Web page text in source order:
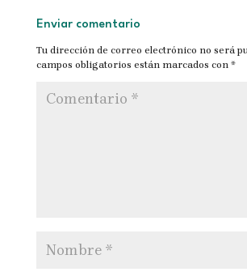
Enviar comentario
Tu dirección de correo electrónico no será
campos obligatorios están marcados con *